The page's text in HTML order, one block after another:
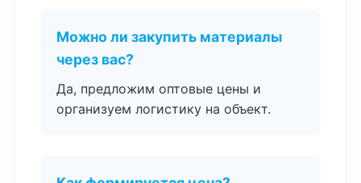
Можно ли закупить материалы
через вас?
Да, предложим оптовые цены и
организуем логистику на объект.